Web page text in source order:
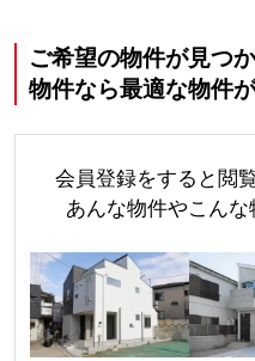
ご希望の物件が見つ
物件なら最適な物件
会員登録をすると閲
あんな物件やこんな